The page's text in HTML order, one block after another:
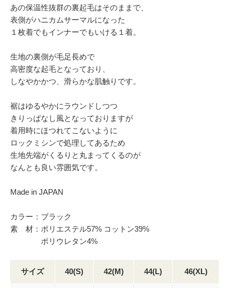
あの保温性抜群の裏起毛はそのままで、
表側がハニカムサーマルになった
１枚着でもインナーでもいける１着。
生地の裏側が毛足長めで
高密度な起毛となっており、
しなやかかつ、滑らかな肌触りです。
裾はゆるやかにラウンドしつつ
きりっぱなし風となっておりますが
着用時にほつれてこないように
ロックミシンで処理してあるため
生地先端がくるりと丸まってくるのが
なんとも良い雰囲気です。
Made in JAPAN
カラー：ブラック
素 材：ポリエステル57% コットン39%
ポリウレタン4%
サイズ 40(S) 42(M) 44(L) 46(XL)